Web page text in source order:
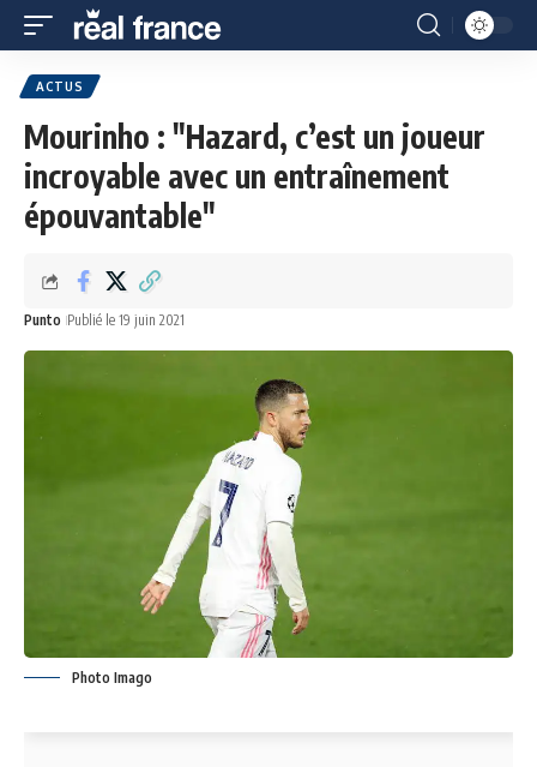
ACTUS
Mourinho : "Hazard, c’est un joueur
incroyable avec un entraînement
épouvantable"
Punto Publié le 19 juin 2021
Photo Imago